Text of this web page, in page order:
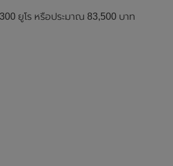
ยูโร หรือประมาณ 83,500 บาท